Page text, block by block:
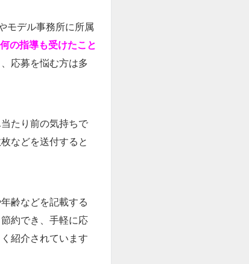
モデル事務所に所属
の指導も受けたこと
、応募を悩む方は多
たり前の気持ちで
などを送付すると
齢などを記載する
約でき、手軽に応
紹介されています